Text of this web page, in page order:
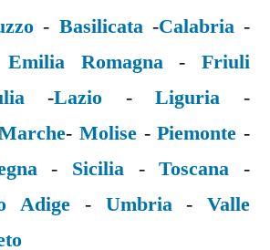
- Basilicata-Calabria-
Emilia Romagna-Friuli
-Lazio -Liguria -
-Molise -Piemonte -
- Sicilia -Toscana -
Adige - Umbria-Valle